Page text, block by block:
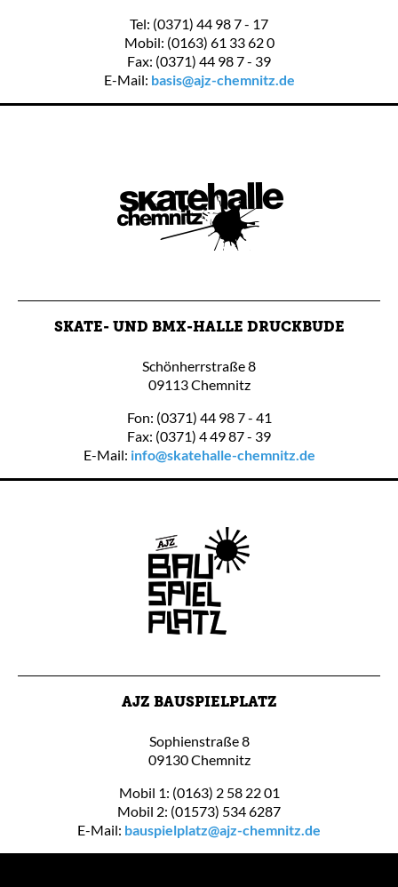
Tel: (0371) 44 98 7 - 17
Mobil: (0163) 61 33 62 0
Fax: (0371) 44 98 7 - 39
E-Mail: basis@ajz-chemnitz.de
SKATE- UND BMX-HALLE DRUCKBUDE
Schönherrstraße 8
09113 Chemnitz
Fon: (0371) 44 98 7 - 41
Fax: (0371) 4 49 87 - 39
E-Mail: info@skatehalle-chemnitz.de
AJZ BAUSPIELPLATZ
Sophienstraße 8
09130 Chemnitz
Mobil 1: (0163) 2 58 22 01
Mobil 2: (01573) 534 6287
E-Mail: bauspielplatz@ajz-chemnitz.de